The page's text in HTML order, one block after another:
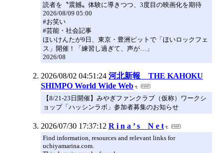
読者を〝震撼〟体験に導きつつ、3度目の映画化を期待
2026/08/09 05:00
#お笑い
#芸能・社会記事
ほいけんたが9日、東京・豊洲ピットで「ほいロックフェ
ス」開催！「練習し過ぎて、声が…」
2026/08
2026/08/02 04:51:24 河北新報 THE KAHOKU
SHIMPO World Wide Web
【8/21-23日開催】みやぎファンクラブ（仮称）ワークシ
ョップ「ハッシンラボ」参加者募集のお知らせ
2026/07/30 17:37:12 R i n a ’ s N e t
Find information, resources and relevant links for
uchiyamarina.com.